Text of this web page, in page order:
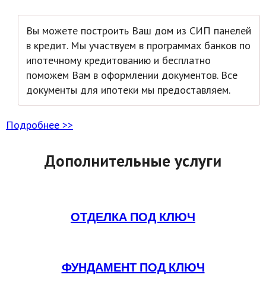
Вы можете построить Ваш дом из СИП панелей
в кредит. Мы участвуем в программах банков по
ипотечному кредитованию и бесплатно
поможем Вам в оформлении документов. Все
документы для ипотеки мы предоставляем.
Подробнее >>
Дополнительные услуги
ОТДЕЛКА ПОД КЛЮЧ
ФУНДАМЕНТ ПОД КЛЮЧ